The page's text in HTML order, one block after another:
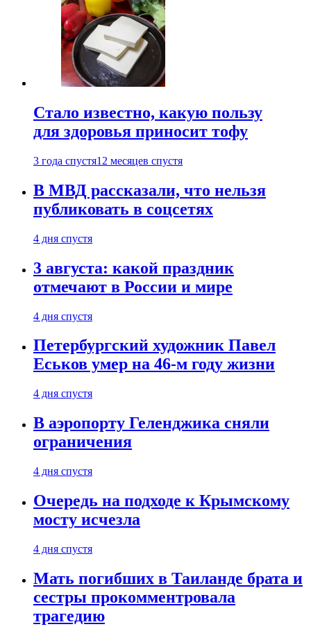
Стало известно, какую пользу
для здоровья приносит тофу
3 года спустя12 месяцев спустя
В МВД рассказали, что нельзя
публиковать в соцсетях
4 дня спустя
3 августа: какой праздник
отмечают в России и мире
4 дня спустя
Петербургский художник Павел
Еськов умер на 46-м году жизни
4 дня спустя
В аэропорту Геленджика сняли
ограничения
4 дня спустя
Очередь на подходе к Крымскому
мосту исчезла
4 дня спустя
Мать погибших в Таиланде брата и
сестры прокомментровала
трагедию